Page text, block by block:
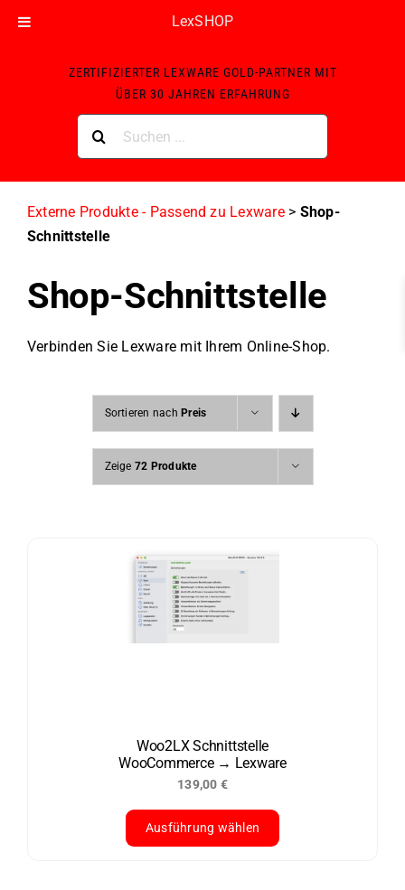
LexSHOP
ZERTIFIZIERTER LEXWARE GOLD-PARTNER MIT
ÜBER 30 JAHREN ERFAHRUNG
nach:
Externe Produkte - Passend zu Lexware> Shop-
Schnittstelle
Shop-Schnittstelle
Verbinden Sie Lexware mit Ihrem Online-Shop.
Sortieren nachPreis
Zeige 72 Produkte
Woo2LX Schnittstelle
WooCommerce → Lexware
139,00 €
Ausführung wählen